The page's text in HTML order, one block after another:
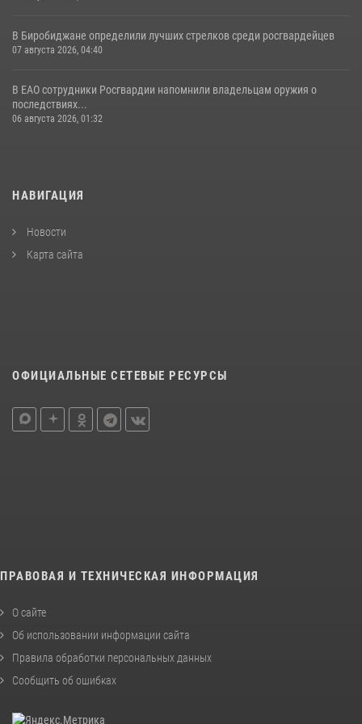
В Биробиджане определили лучших стрелков среди росгвардейцев
07 августа 2026, 04:40
В ЕАО сотрудники Росгвардии напомнили владельцам оружия о
последствиях...
06 августа 2026, 01:32
НАВИГАЦИЯ
Новости
Карта сайта
ОФИЦИАЛЬНЫЕ СЕТЕВЫЕ РЕСУРСЫ
ПРАВОВАЯ И ТЕХНИЧЕСКАЯ ИНФОРМАЦИЯ
О сайте
Об использовании информации сайта
Правила обработки персональных данных
Сообщить об ошибках